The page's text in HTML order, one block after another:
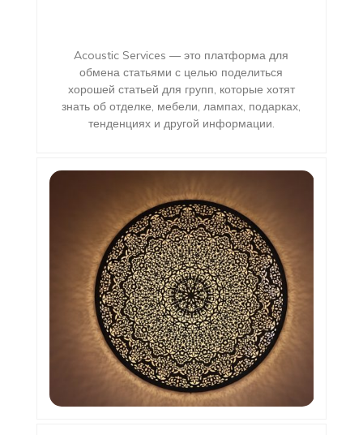
Acoustic Services — это платформа для
обмена статьями с целью поделиться
хорошей статьей для групп, которые хотят
знать об отделке, мебели, лампах, подарках,
тенденциях и другой информации.